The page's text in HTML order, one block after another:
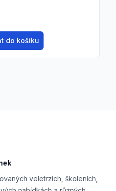
do košíku
veletrzích, školeních,